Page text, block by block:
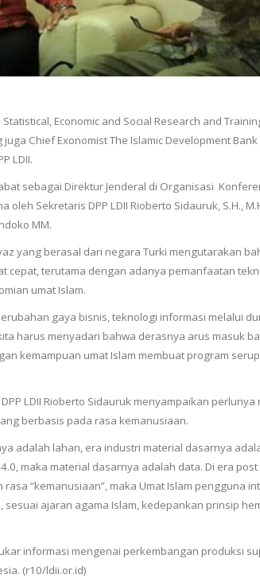
Economic and Social Research and
Chief Exonomist The Islamic Development
LDII.
sebagai Direktur Jenderal di Organisasi
oleh Sekretaris DPP LDII Rioberto Sidauruk, S.H.,
MM.
yang berasal dari negara Turki mengutarakan
cepat, terutama dengan adanya pemanfaatan
umat Islam.
gaya bisnis, teknologi informasi melalui
harus menyadari bahwa derasnya arus masuk
kemampuan umat Islam membuat program
LDII Rioberto Sidauruk menyampaikan perlunya
berbasis pada rasa kemanusiaan.
adalah lahan, era industri material dasarnya
maka material dasarnya adalah data. Di era
“kemanusiaan”, maka Umat Islam pengguna
ajaran agama Islam, kedepankan prinsip
informasi mengenai perkembangan produksi
(r10/ldii.or.id)